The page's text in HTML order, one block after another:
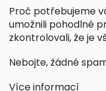
Proč potřebujeme
umožnili pohodlné
zkontrolovali, že je
Nebojte, žádné
Více informací
Kontakt
objednavky @
hokejnetcz